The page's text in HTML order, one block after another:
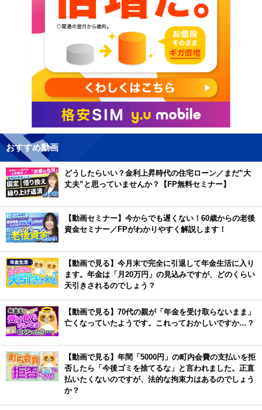
おすすめ動画
どうしたらいい？金利上昇時代の住宅ローン／まだ”大
丈夫”と思っていませんか？【FP無料セミナー】
【動画セミナー】今からでも遅くない！60歳からの老後
資金セミナー／FPがわかりやすく解説します！
【動画で見る】今月末で完全に引退して年金生活に入り
ます。年金は「月20万円」の見込みですが、どのくらい
天引きされるのでしょう？
【動画で見る】70代の親が「年金を受け取らないまま」
亡くなっていたようです。これっておかしいですか…？
【動画で見る】年間「5000円」の町内会費の支払いを拒
否したら「今後ゴミを捨てるな」と言われました。正直
払いたくないのですが、法的な拘束力はあるのでしょう
か？